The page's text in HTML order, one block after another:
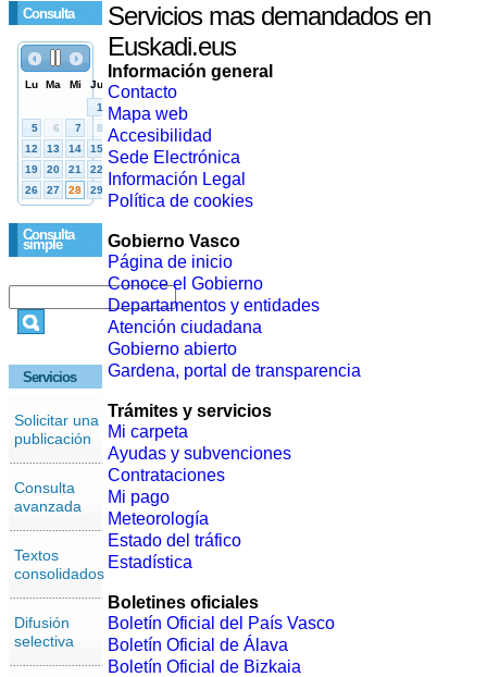
Consulta
Consulta
simple
Servicios
Solicitar una
publicación
Consulta
avanzada
Textos
consolidados
Difusión
selectiva
Servicios mas demandados en
Euskadi.eus
Información general
Contacto
Mapa web
Accesibilidad
Sede Electrónica
Información Legal
Política de cookies
Gobierno Vasco
Página de inicio
Conoce el Gobierno
Departamentos y entidades
Atención ciudadana
Gobierno abierto
Gardena, portal de transparencia
Trámites y servicios
Mi carpeta
Ayudas y subvenciones
Contrataciones
Mi pago
Meteorología
Estado del tráfico
Estadística
Boletines oficiales
Boletín Oficial del País Vasco
Boletín Oficial de Álava
Boletín Oficial de Bizkaia